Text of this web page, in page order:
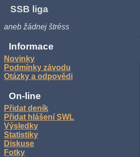
SSB liga
aneb žádnej štréss
Informace
Novinky
Podmínky závodu
Otázky a odpovědi
On-line
Přidat deník
Přidat hlášení SWL
Výsledky
Statistiky
Diskuse
Fotky